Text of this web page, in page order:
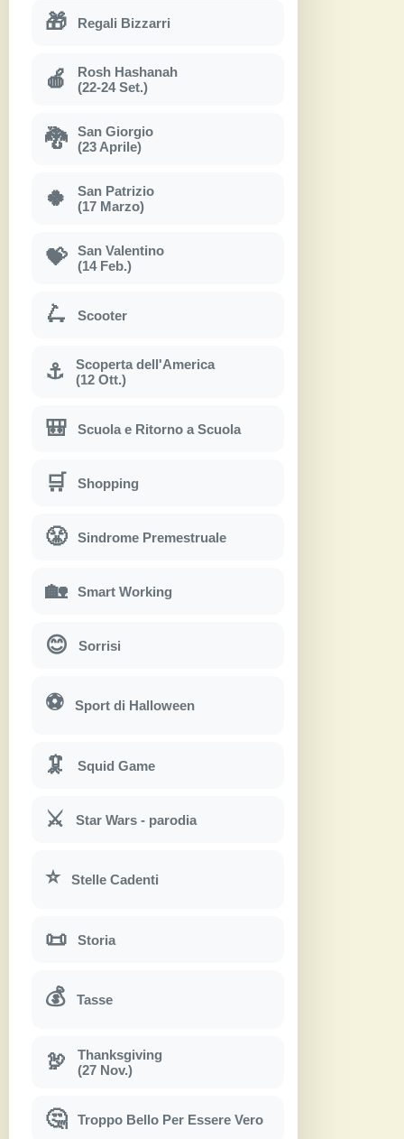
🎁 Regali Bizzarri
🍎
Rosh Hashanah
(22-24 Set.)
🐉
San Giorgio
(23 Aprile)
🍀
San Patrizio
(17 Marzo)
💝
San Valentino
(14 Feb.)
🛴 Scooter
⚓
Scoperta dell'America
(12 Ott.)
🎒 Scuola e Ritorno a Scuola
🛒 Shopping
😤 Sindrome Premestruale
🏡 Smart Working
😊 Sorrisi
⚽ Sport di Halloween
🦑 Squid Game
⚔ Star Wars - parodia
⭐ Stelle Cadenti
📜 Storia
💰 Tasse
🦃
Thanksgiving
(27 Nov.)
🤔 Troppo Bello Per Essere Vero